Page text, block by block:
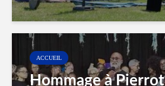
ACCUEIL
Hommage à Pierrot